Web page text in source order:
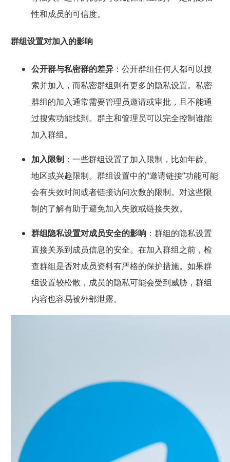
性和成员的可信度。
群组设置对加入的影响
公开群与私密群的差异：公开群组任何人都可以搜
索并加入，而私密群组则有更多的隐私设置。私密
群组的加入通常需要管理员邀请或审批，且不能通
过搜索功能找到。群主和管理员可以完全控制谁能
加入群组。
加入限制：一些群组设置了加入限制，比如年龄、
地区或兴趣限制。群组设置中的“邀请链接”功能可能
会有失效时间或者链接访问次数的限制。对这些限
制的了解有助于避免加入失败或链接失效。
群组隐私设置对成员安全的影响：群组的隐私设置
直接关系到成员信息的安全。在加入群组之前，检
查群组是否对成员资料有严格的保护措施。如果群
组设置较松散，成员的隐私可能会受到威胁，群组
内容也容易被外部泄露。